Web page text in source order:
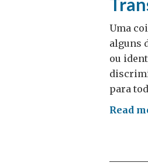
Uma
alguns
ou
para
Read